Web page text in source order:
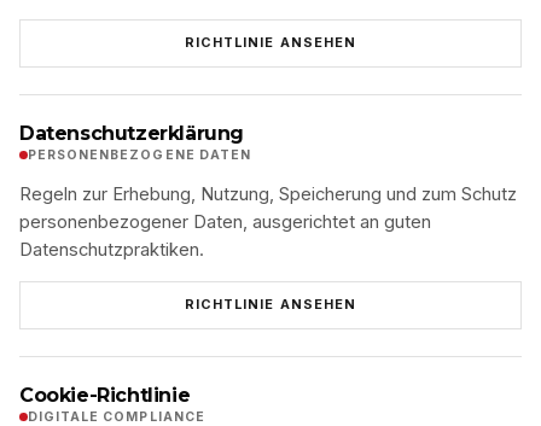
RICHTLINIE ANSEHEN
Datenschutzerklärung
PERSONENBEZOGENE DATEN
Regeln zur Erhebung, Nutzung, Speicherung und zum Schutz
personenbezogener Daten, ausgerichtet an guten
Datenschutzpraktiken.
RICHTLINIE ANSEHEN
Cookie-Richtlinie
DIGITALE COMPLIANCE